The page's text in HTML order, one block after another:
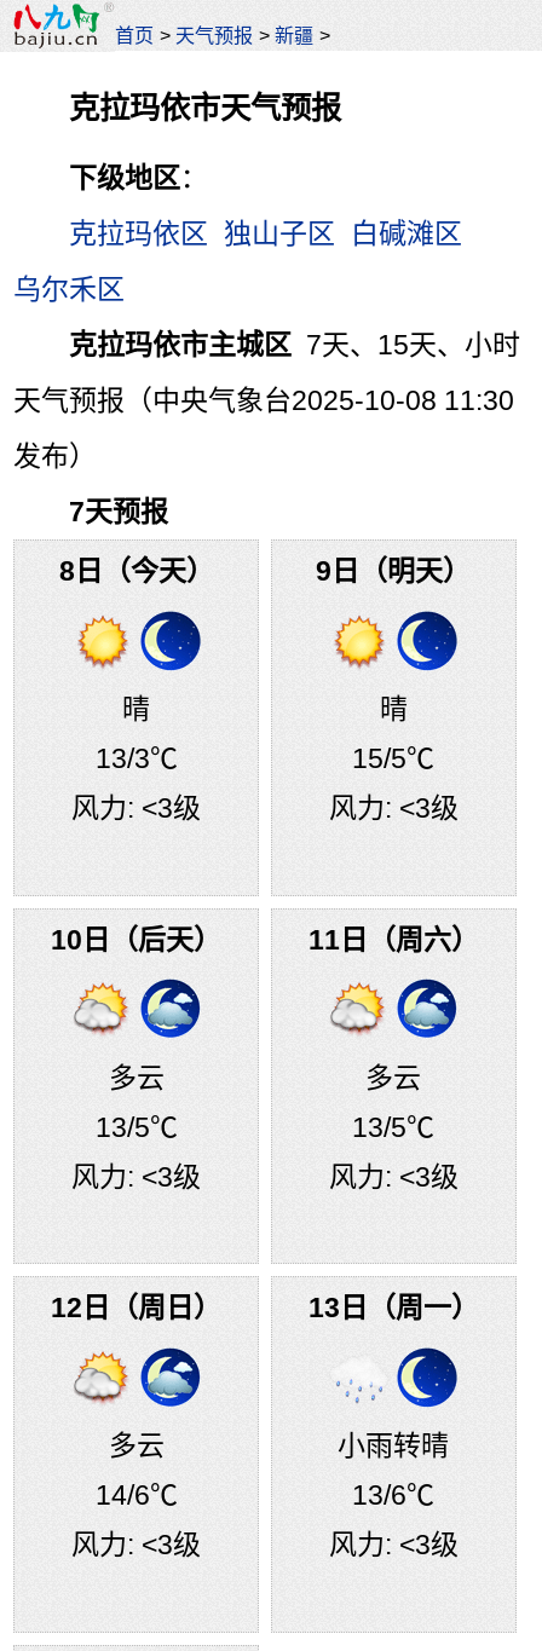
首页 > 天气预报 >新疆 >
克拉玛依市天气预报
下级地区：
克拉玛依区 独山子区
白碱滩区
乌尔禾区
克拉玛依市主城区 7天、15天、小时
天气预报（中央气象台2025-10-08 11:30
发布）
7天预报
8日（今天）
晴
13/3℃
风力: <3级
9日（明天）
晴
15/5℃
风力: <3级
10日（后天）
多云
13/5℃
风力: <3级
11日（周六）
多云
13/5℃
风力: <3级
12日（周日）
多云
14/6℃
风力: <3级
13日（周一）
小雨转晴
13/6℃
风力: <3级